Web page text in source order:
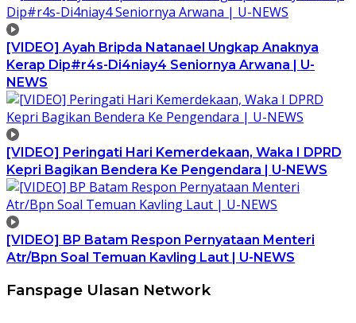
[VIDEO] Ayah Bripda Natanael Ungkap Anaknya
Kerap Dip#r4s-Di4niay4 Seniornya Arwana | U-
NEWS
[VIDEO] Peringati Hari Kemerdekaan, Waka I DPRD
Kepri Bagikan Bendera Ke Pengendara | U-NEWS
[VIDEO] BP Batam Respon Pernyataan Menteri
Atr/Bpn Soal Temuan Kavling Laut | U-NEWS
Fanspage Ulasan Network